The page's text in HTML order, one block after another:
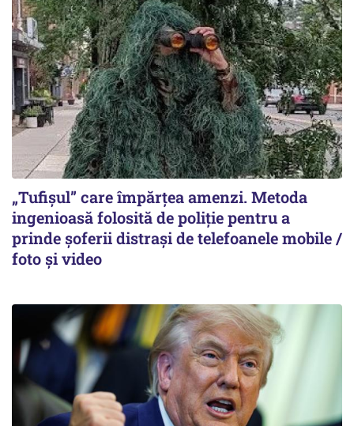
„Tufișul” care împărțea amenzi. Metoda
ingenioasă folosită de poliție pentru a
prinde șoferii distrași de telefoanele mobile /
foto și video